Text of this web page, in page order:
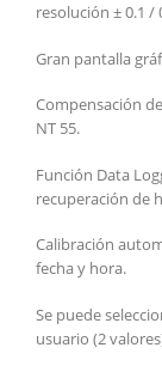
resolución ± 0.1 /
Gran pantalla
Compensación
NT 55.
Función Data
recuperación de
Calibración
fecha y hora.
Se puede
usuario (2